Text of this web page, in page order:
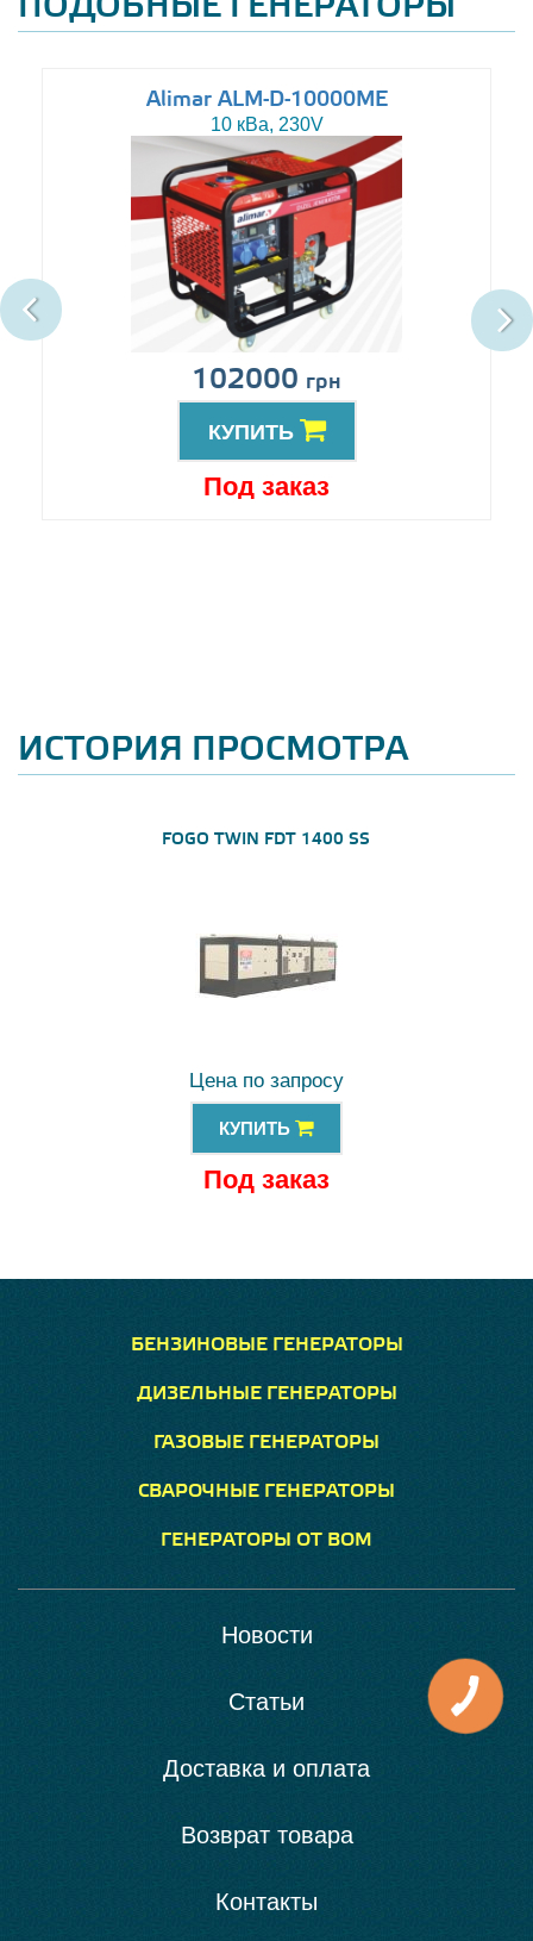
Alimar ALM-D-10000ME
10 кВа, 230V
102000 грн
КУПИТЬ
Под заказ
ИСТОРИЯ ПРОСМОТРА
FOGO TWIN FDT 1400 SS
Цена по запросу
КУПИТЬ
Под заказ
БЕНЗИНОВЫЕ ГЕНЕРАТОРЫ
ДИЗЕЛЬНЫЕ ГЕНЕРАТОРЫ
ГАЗОВЫЕ ГЕНЕРАТОРЫ
СВАРОЧНЫЕ ГЕНЕРАТОРЫ
ГЕНЕРАТОРЫ ОТ ВОМ
Новости
Статьи
Доставка и оплата
Возврат товара
Контакты